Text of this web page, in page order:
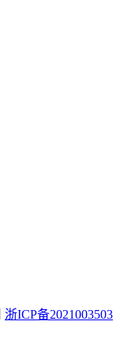
浙ICP备2021003503